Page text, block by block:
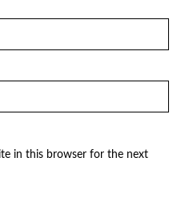
in this browser for the next